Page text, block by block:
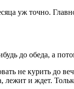
уж точно.
до обеда, а
не курить до
лежит и ждет.